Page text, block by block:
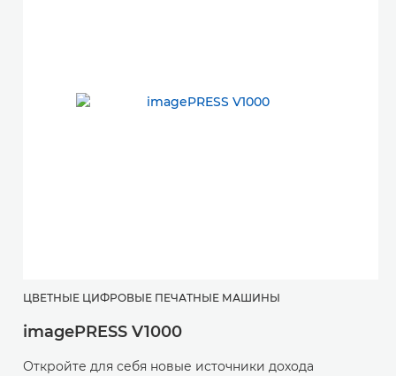
ЦВЕТНЫЕ ЦИФРОВЫЕ ПЕЧАТНЫЕ МАШИНЫ
imagePRESS V1000
Откройте для себя новые источники дохода